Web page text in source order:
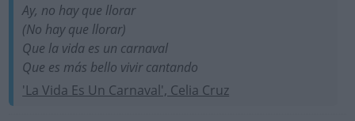
Ay, no hay que llorar
(No hay que llorar)
Que la vida es un carnaval
Que es más bello vivir cantando
'La Vida Es Un Carnaval', Celia Cruz